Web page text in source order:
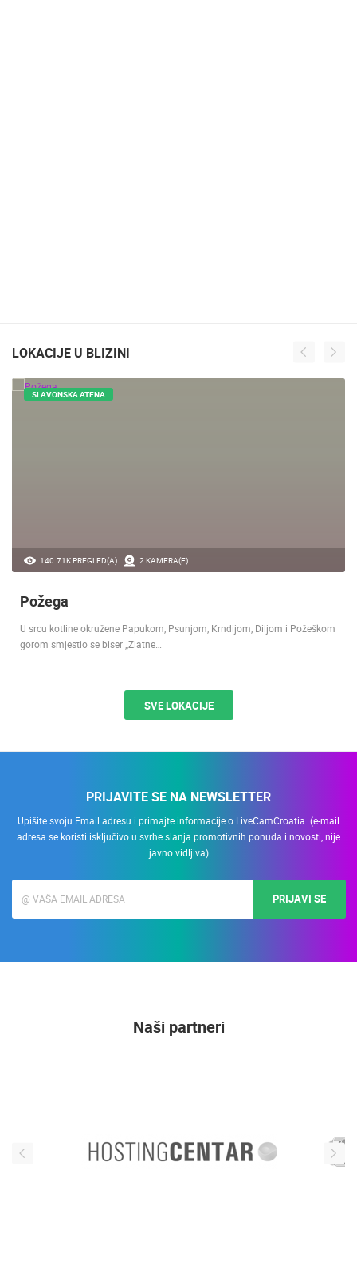
LOKACIJE U BLIZINI
140.71K PREGLED(A) 2 KAMERA(E)
SLAVONSKA ATENA
Požega
U srcu kotline okružene Papukom, Psunjom, Krndijom, Diljom i Požeškom
gorom smjestio se biser „Zlatne…
SVE LOKACIJE
PRIJAVITE SE NA NEWSLETTER
Upišite svoju Email adresu i primajte informacije o LiveCamCroatia. (e-mail
adresa se koristi isključivo u svrhe slanja promotivnih ponuda i novosti, nije
javno vidljiva)
PRIJAVI SE
Naši partneri